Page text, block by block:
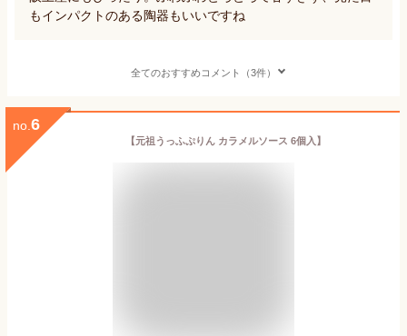
もインパクトのある陶器もいいですね
全てのおすすめコメント（3件）
no. 6
【元祖うっふぷりん カラメルソース 6個入】